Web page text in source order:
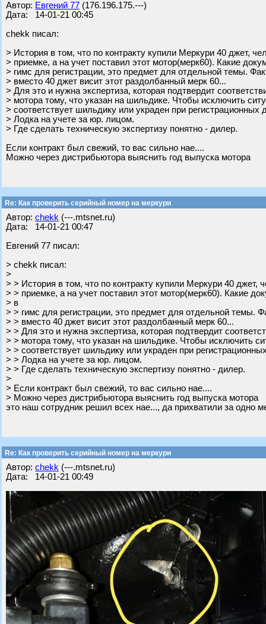
Автор: Евгений 77 (176.196.175.---)
Дата: 14-01-21 00:45
chekk писал:
> История в том, что по контракту купили Меркури 40 джет,
> приемке, а на учет поставил этот мотор(мерк60). Какие
> гимс для регистрации, это предмет для отдельной темы.
> вместо 40 джет висит этот раздолбанный мерк 60...
> Для это и нужна экспертиза, которая подтвердит
> мотора тому, что указан на шильдике. Чтобы исключить
> соответствует шильдику или украден при регистрационных
> Лодка на учете за юр. лицом.
> Где сделать техническую экспертизу понятно - дилер.
Если контракт был свежий, то вас сильно нае....
Можно через дистрибьютора выяснить год выпуска мотора
Re: Как проверить серийный номер на меркури
Автор: chekk (---.mtsnet.ru)
Дата: 14-01-21 00:47
Евгений 77 писал:
> chekk писал:
>
> > История в том, что по контракту купили Меркури 40 джет,
> > приемке, а на учет поставил этот мотор(мерк60). Какие
> в
> > гимс для регистрации, это предмет для отдельной темы.
> > вместо 40 джет висит этот раздолбанный мерк 60...
> > Для это и нужна экспертиза, которая подтвердит
> > мотора тому, что указан на шильдике. Чтобы исключить
> > соответствует шильдику или украден при
> > Лодка на учете за юр. лицом.
> > Где сделать техническую экспертизу понятно - дилер.
>
> Если контракт был свежий, то вас сильно нае....
> Можно через дистрибьютора выяснить год выпуска мотора
это наш сотрудник решил всех нае..., да прихватили за одно
Re: Как проверить серийный номер на меркури
Автор: chekk (---.mtsnet.ru)
Дата: 14-01-21 00:49